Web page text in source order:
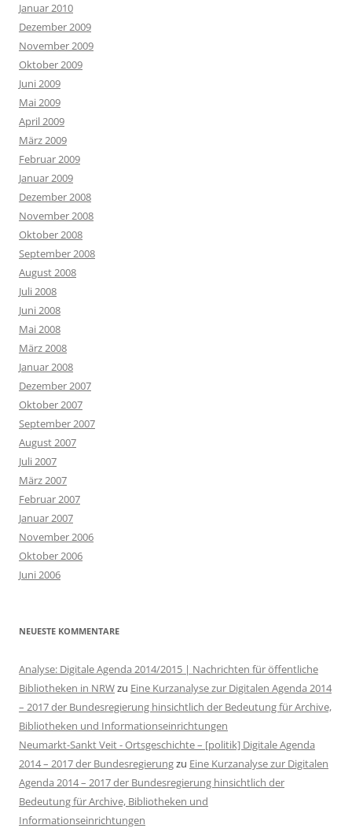
Januar 2010
Dezember 2009
November 2009
Oktober 2009
Juni 2009
Mai 2009
April 2009
März 2009
Februar 2009
Januar 2009
Dezember 2008
November 2008
Oktober 2008
September 2008
August 2008
Juli 2008
Juni 2008
Mai 2008
März 2008
Januar 2008
Dezember 2007
Oktober 2007
September 2007
August 2007
Juli 2007
März 2007
Februar 2007
Januar 2007
November 2006
Oktober 2006
Juni 2006
NEUESTE KOMMENTARE
Analyse: Digitale Agenda 2014/2015 | Nachrichten für öffentliche
Bibliotheken in NRWzu Eine Kurzanalyse zur Digitalen Agenda 2014
– 2017 der Bundesregierung hinsichtlich der Bedeutung für Archive,
Bibliotheken und Informationseinrichtungen
Neumarkt-Sankt Veit - Ortsgeschichte – [politik] Digitale Agenda
2014 – 2017 der Bundesregierungzu Eine Kurzanalyse zur Digitalen
Agenda 2014 – 2017 der Bundesregierung hinsichtlich der
Bedeutung für Archive, Bibliotheken und
Informationseinrichtungen